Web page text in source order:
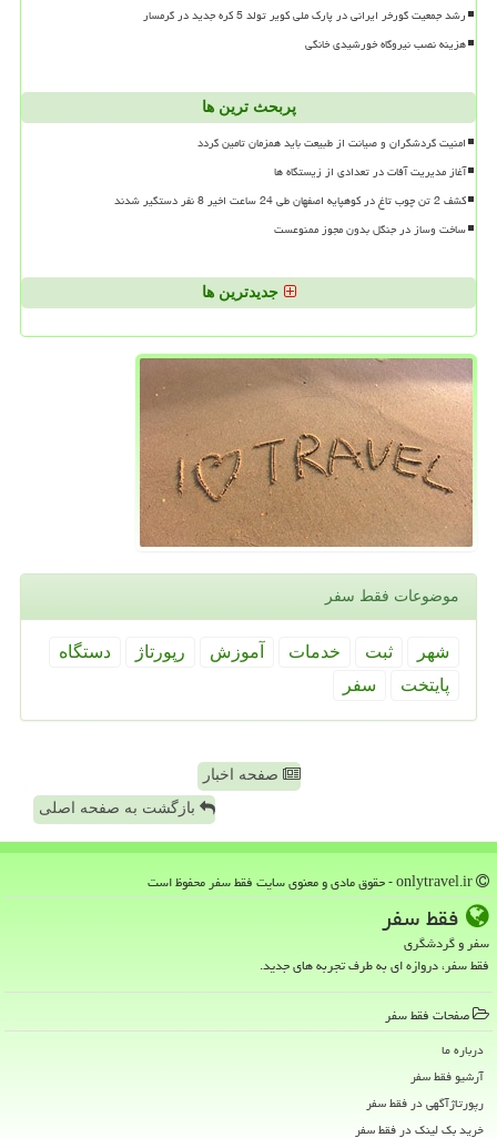
رشد جمعیت گورخر ایرانی در پارک ملی کویر تولد 5 کره جدید در گرمسار
هزینه نصب نیروگاه خورشیدی خانگی
پربحث ترین ها
امنیت گردشگران و صیانت از طبیعت باید همزمان تامین گردد
آغاز مدیریت آفات در تعدادی از زیستگاه ها
کشف 2 تن چوب تاغ در کوهپایه اصفهان طی 24 ساعت اخیر 8 نفر دستگیر شدند
ساخت وساز در جنگل بدون مجوز ممنوعست
جدیدترین ها
موضوعات فقط سفر
شهر ثبت خدمات آموزش رپورتاژ
دستگاه
پایتخت
سفر
صفحه اخبار
بازگشت به صفحه اصلی
فقط سفر
سفر و گردشگری
فقط سفر، دروازه ای به طرف تجربه های جدید.
صفحات فقط سفر
درباره ما
آرشیو فقط سفر
رپورتاژآگهی در فقط سفر
خرید بک لینک در فقط سفر